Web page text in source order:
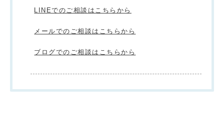
LINEでのご相談はこちらから
メールでのご相談はこちらから
ブログでのご相談はこちらから